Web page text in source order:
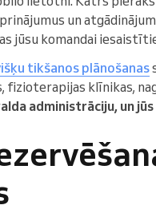
un
jūsu komandai
tikšanos plānošanas
fizioterapijas klīnikas,
administrāciju, un